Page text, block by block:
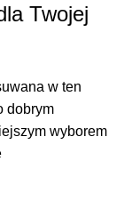
Twojej
w ten
dobrym
wyborem